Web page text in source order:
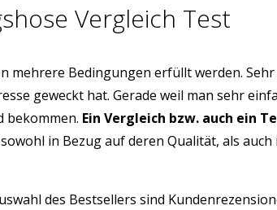
Vergleich Test
mehrere Bedingungen erfüllt werden.
geweckt hat. Gerade weil man sehr
bekommen. Ein Vergleich bzw. auch ein
in Bezug auf deren Qualität, als
des Bestsellers sind